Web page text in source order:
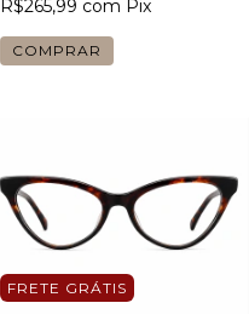
R$265,99 com Pix
FRETE GRÁTIS